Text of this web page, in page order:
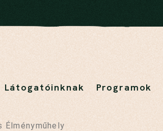
Látogatóinknak Programok
Élményműhely